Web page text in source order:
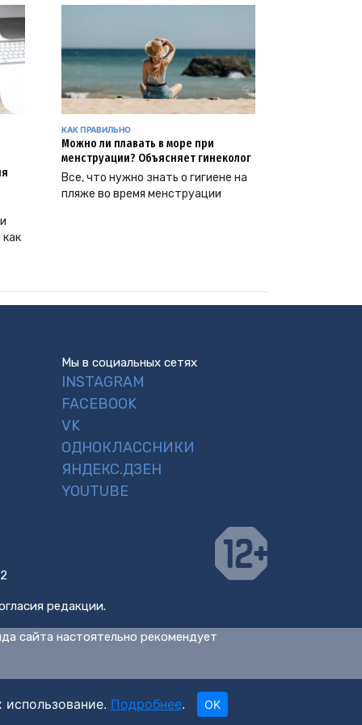
КАК ПРАВИЛЬНО
Можно ли плавать в море при
менструации? Объясняет гинеколог
Все, что нужно знать о гигиене на
пляже во время менструации
Мы в социальных сетях
INSTAGRAM
FACEBOOK
VK
ОДНОКЛАССНИКИ
ЯНДЕКС.ДЗЕН
YOUTUBE
редакции.
сайта настоятельно рекомендует
Подробнее. OK